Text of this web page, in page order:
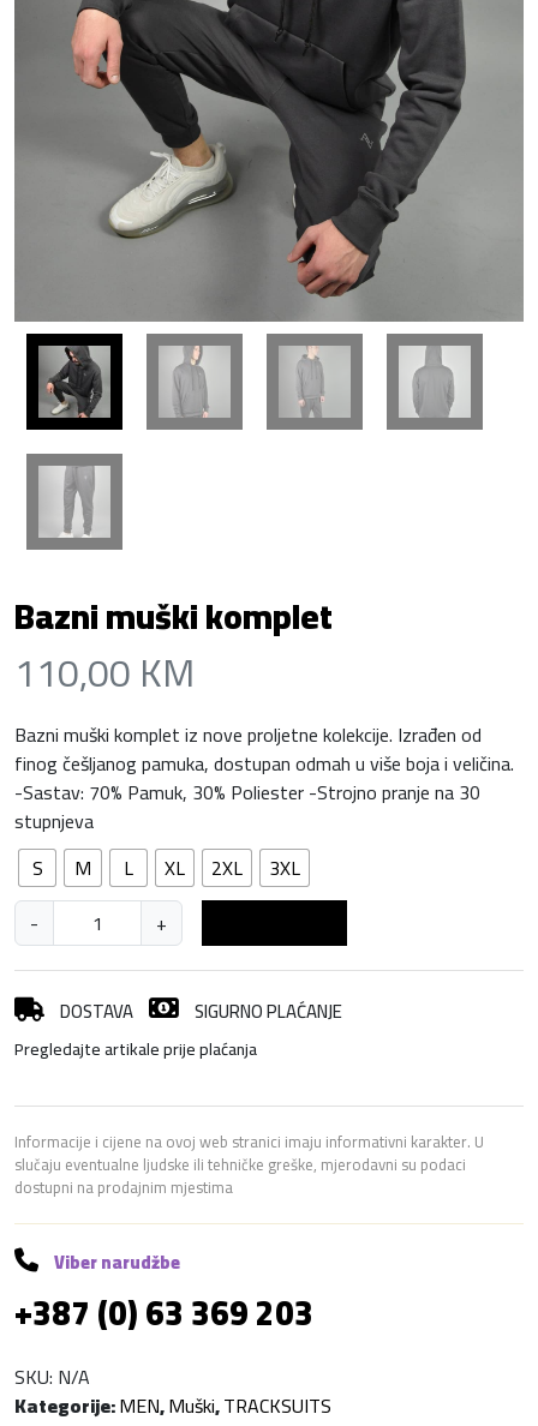
Bazni muški komplet
110,00KM
Bazni muški komplet iz nove proljetne kolekcije. Izrađen od
finog češljanog pamuka, dostupan odmah u više boja i veličina.
-Sastav: 70% Pamuk, 30% Poliester -Strojno pranje na 30
stupnjeva
S
M L XL 2XL
3XL
-
B
a
z
n
i
m
š
k
i
k
o
m
l
t
k
+
DOSTAVA SIGURNO PLAĆANJE
Pregledajte artikale prije plaćanja
Informacije i cijene na ovoj web stranici imaju informativni karakter. U
slučaju eventualne ljudske ili tehničke greške, mjerodavni su podaci
dostupni na prodajnim mjestima
Viber narudžbe
+387 (0) 63 369 203
SKU: N/A
Kategorije:MEN,Muški,TRACKSUITS